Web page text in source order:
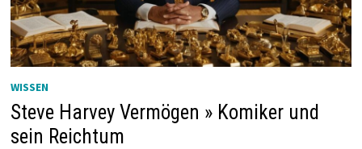
WISSEN
Steve Harvey Vermögen » Komiker und
sein Reichtum